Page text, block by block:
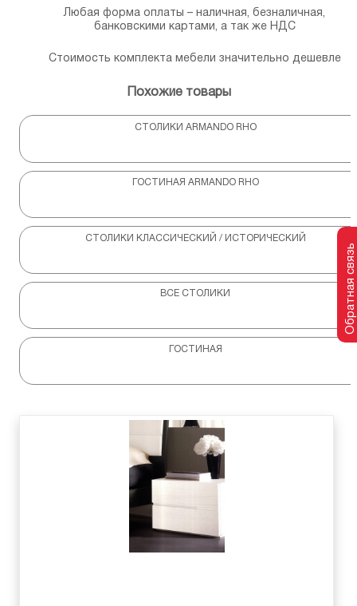
Любая форма оплаты – наличная, безналичная,
банковскими картами, а так же НДС
Стоимость комплекта мебели значительно дешевле
Похожие товары
СТОЛИКИ ARMANDO RHO
ГОСТИНАЯ ARMANDO RHO
СТОЛИКИ КЛАССИЧЕСКИЙ / ИСТОРИЧЕСКИЙ
ВСЕ СТОЛИКИ
ГОСТИНАЯ
Обратная связь